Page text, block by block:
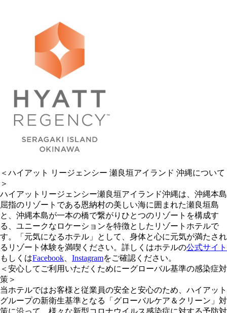
＜ハイアット リージェンシー 瀬良垣アイランド 沖縄について
＞
ハイアットリージェンシー瀬良垣アイランド沖縄は、沖縄本島
屈指のリゾートである恩納村の美しい海に囲まれた瀬良垣島
と、沖縄本島が一本の橋で繋がりひとつのリゾートを構成す
る、ユニークなロケーションを特徴としたリゾートホテルで
す。「元気になるホテル」として、身体と心に元気が満たされ
るリゾート体験を満喫ください。詳しくはホテルの公式サイト
もしくはFacebook Instagramをご確認ください。
＜安心してご利用いただくためにーグローバル基準の感染症対
策＞
当ホテルではお客様と従業員の安全と安心のため、ハイアット
グループの新衛生基準となる「グローバルケア＆クリーン」対
策に沿って、様々な新型コロナウイルス感染症に対する予防対